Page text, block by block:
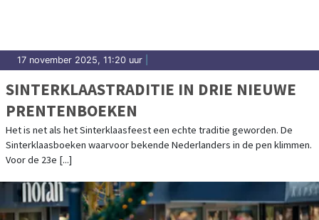
17 november 2025, 11:20 uur
SINTERKLAASTRADITIE IN DRIE NIEUWE
PRENTENBOEKEN
Het is net als het Sinterklaasfeest een echte traditie geworden. De
Sinterklaasboeken waarvoor bekende Nederlanders in de pen klimmen.
Voor de 23e [...]